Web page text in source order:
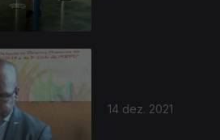
14 dez. 2021